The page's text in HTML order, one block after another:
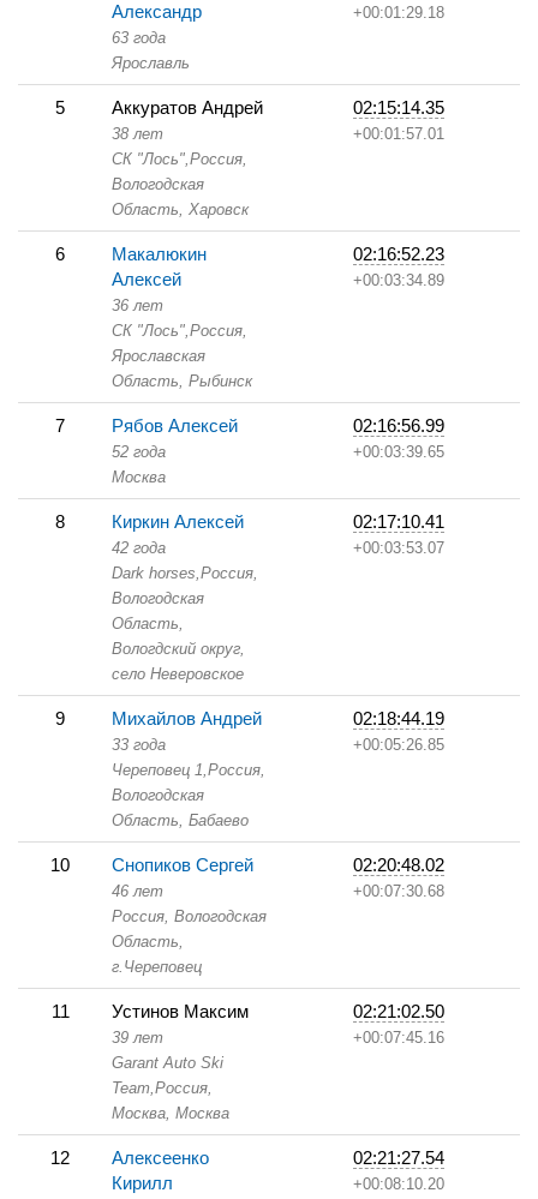
Александр
63 года
Ярославль
+00:01:29.18
5 Аккуратов Андрей
38 лет
СК "Лось",Россия,
Вологодская
Область, Харовск
02:15:14.35
+00:01:57.01
6
Макалюкин
Алексей
36 лет
СК "Лось",Россия,
Ярославская
Область, Рыбинск
02:16:52.23
+00:03:34.89
7 Рябов Алексей
52 года
Москва
02:16:56.99
+00:03:39.65
8 Киркин Алексей
42 года
Dark horses,Россия,
Вологодская
Область,
Вологдский округ,
село Неверовское
02:17:10.41
+00:03:53.07
9 Михайлов Андрей
33 года
Череповец 1,Россия,
Вологодская
Область, Бабаево
02:18:44.19
+00:05:26.85
10 Снопиков Сергей
46 лет
Россия, Вологодская
Область,
г.Череповец
02:20:48.02
+00:07:30.68
11 Устинов Максим
39 лет
Garant Auto Ski
Team,Россия,
Москва, Москва
02:21:02.50
+00:07:45.16
12
Алексеенко
Кирилл
02:21:27.54
+00:08:10.20